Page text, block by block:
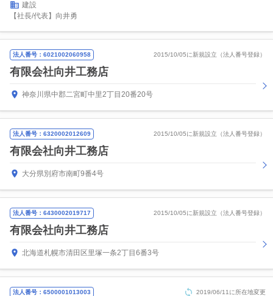
建設
【社長/代表】向井勇
法人番号：6021002060958 2015/10/05に新規設立（法人番号登録）
有限会社向井工務店
神奈川県中郡二宮町中里2丁目20番20号
法人番号：6320002012609 2015/10/05に新規設立（法人番号登録）
有限会社向井工務店
大分県別府市南町9番4号
法人番号：6430002019717 2015/10/05に新規設立（法人番号登録）
有限会社向井工務店
北海道札幌市清田区里塚一条2丁目6番3号
法人番号：6500001013003 2019/06/11に所在地変更